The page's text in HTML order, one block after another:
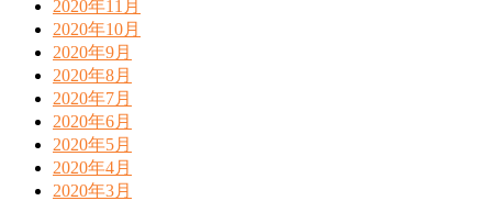
2020年11月
2020年10月
2020年9月
2020年8月
2020年7月
2020年6月
2020年5月
2020年4月
2020年3月